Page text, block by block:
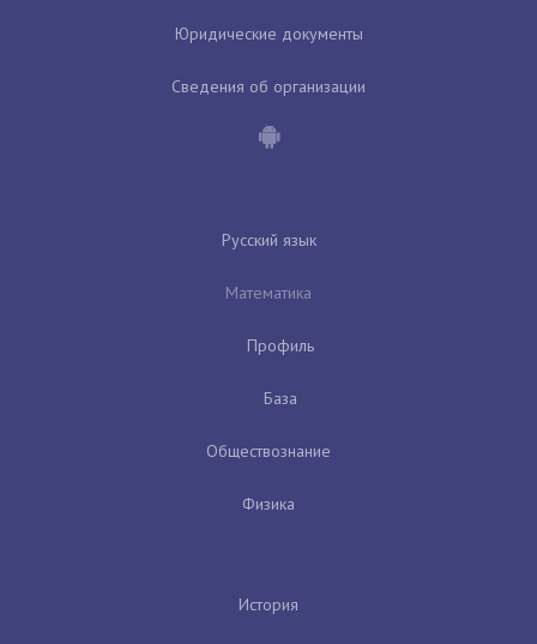
Юридические документы
Сведения об организации
Русский язык
Математика
Профиль
База
Обществознание
Физика
История